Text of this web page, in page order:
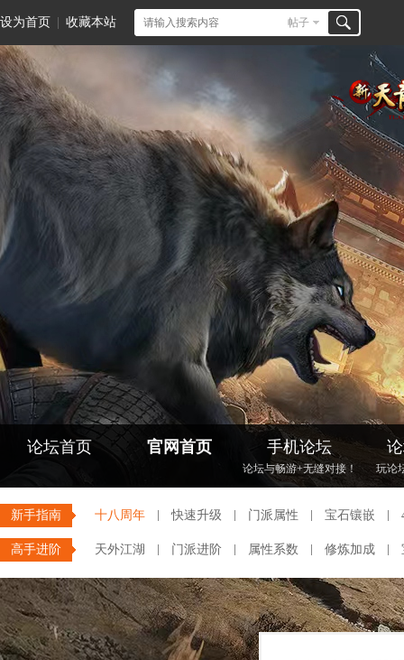
设为首页 收藏本站 帖子
论坛首页 官网首页 手机论坛
论坛与畅游+无缝对接！ 玩论
新手指南 十八周年 快速升级 门派属性 宝石镶嵌
高手进阶 天外江湖 门派进阶 属性系数 修炼加成